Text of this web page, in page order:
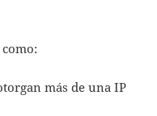
más de una IP